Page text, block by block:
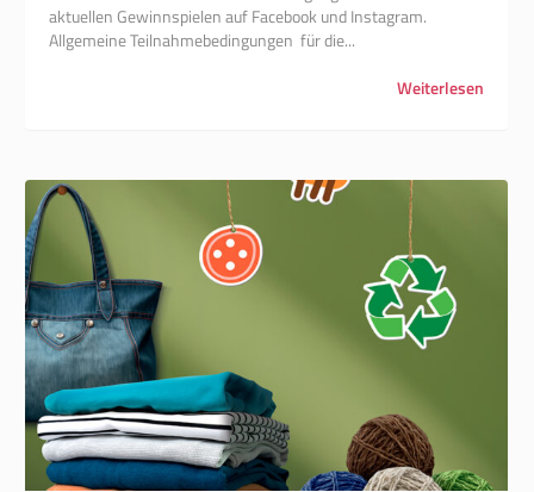
aktuellen Gewinnspielen auf Facebook und Instagram.
Allgemeine Teilnahmebedingungen für die...
Weiterlesen